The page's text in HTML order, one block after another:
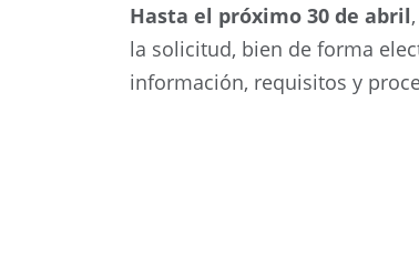
Hasta el próximo 30 de abril
la solicitud, bien de forma
información, requisitos y